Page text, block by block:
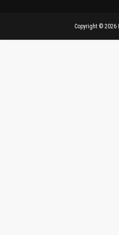
Copyright © 2026